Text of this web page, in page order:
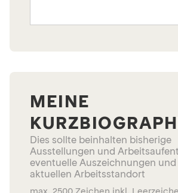
MEINE
Dies sollte beinhalten bisherige
Ausstellungen und
eventuelle Auszeichnungen
aktuellen Arbeitsstandort